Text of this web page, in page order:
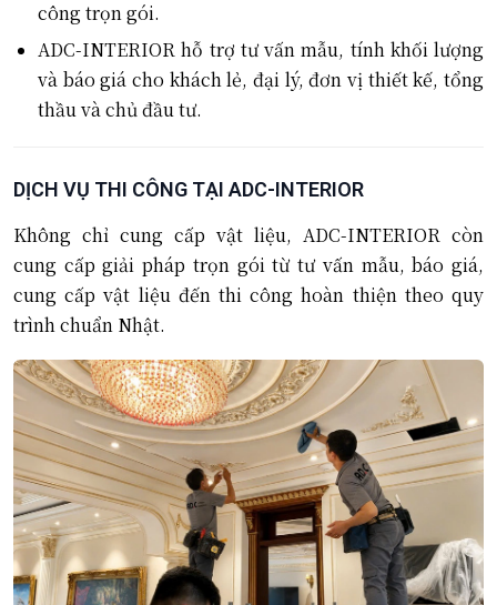
công trọn gói.
ADC-INTERIOR hỗ trợ tư vấn mẫu, tính khối lượng
và báo giá cho khách lẻ, đại lý, đơn vị thiết kế, tổng
thầu và chủ đầu tư.
DỊCH VỤ THI CÔNG TẠI ADC-INTERIOR
Không chỉ cung cấp vật liệu, ADC-INTERIOR còn
cung cấp giải pháp trọn gói từ tư vấn mẫu, báo giá,
cung cấp vật liệu đến thi công hoàn thiện theo quy
trình chuẩn Nhật.